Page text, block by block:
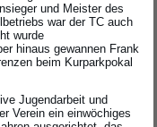
und Meister des
war der TC auch
wurde
hinaus gewannen Frank
beim Kurparkpokal
Jugendarbeit und
Verein ein einwöchiges